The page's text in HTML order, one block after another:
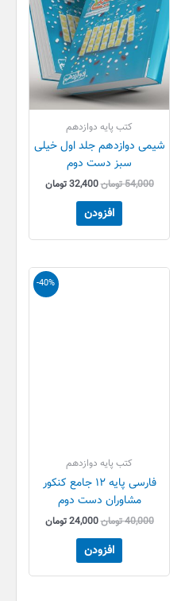
کتب پایه دوازدهم
شیمی دوازدهم جلد اول خیلی
سبز دست دوم
54,000تومان32,400تومان
افزودن
-40%
کتب پایه دوازدهم
فارسی پایه ۱۲ جامع کنکور
مشاوران دست دوم
40,000تومان
قیمت
40,000 تومان
24,000تومان
قیمت
فعلی
افزودن